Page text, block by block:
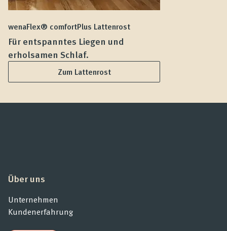
wenaFlex® comfortPlus Lattenrost
Für entspanntes Liegen und
erholsamen Schlaf.
Zum Lattenrost
Über uns
Unternehmen
Kundenerfahrung